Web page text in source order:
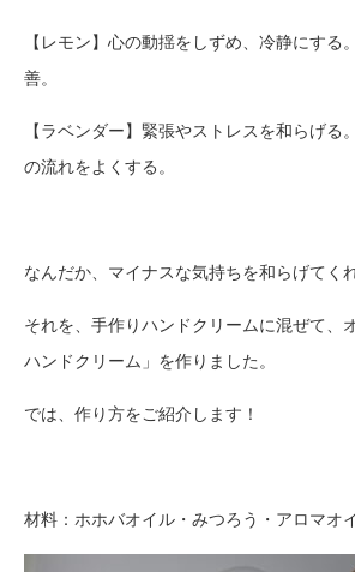
【レモン】心の動揺をしずめ、冷静にする
善。
【ラベンダー】緊張やストレスを和らげる
の流れをよくする。
なんだか、マイナスな気持ちを和らげてく
それを、手作りハンドクリームに混ぜて、
ハンドクリーム」を作りました。
では、作り方をご紹介します！
材料：ホホバオイル・みつろう・アロマオ